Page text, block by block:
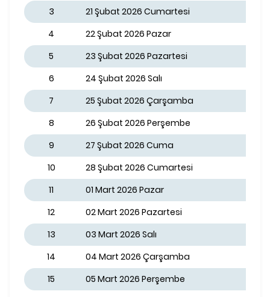
3
21 Şubat 2026 Cumartesi
4
22 Şubat 2026 Pazar
5
23 Şubat 2026 Pazartesi
6
24 Şubat 2026 Salı
7
25 Şubat 2026 Çarşamba
8
26 Şubat 2026 Perşembe
9
27 Şubat 2026 Cuma
10
28 Şubat 2026 Cumartesi
11
01 Mart 2026 Pazar
12
02 Mart 2026 Pazartesi
13
03 Mart 2026 Salı
14
04 Mart 2026 Çarşamba
15
05 Mart 2026 Perşembe